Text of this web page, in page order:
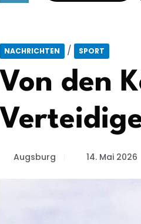
NACHRICHTEN / SPORT
Von den
Augsburg 14. Mai 2026